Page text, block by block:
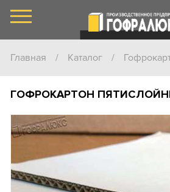
Главная / Каталог /
ГОФРОКАРТОН